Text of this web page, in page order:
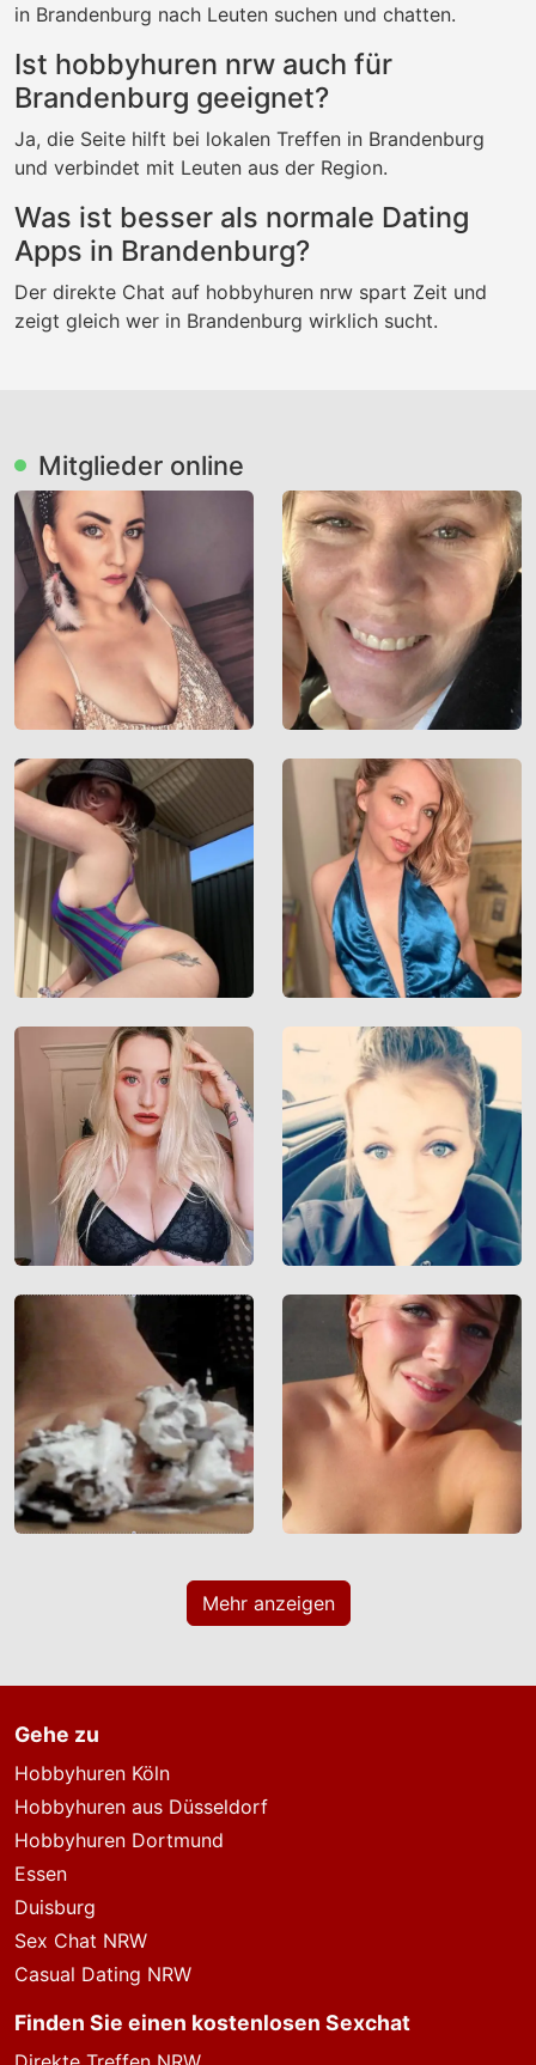
in Brandenburg nach Leuten suchen und chatten.
Ist hobbyhuren nrw auch für
Brandenburg geeignet?
Ja, die Seite hilft bei lokalen Treffen in Brandenburg
und verbindet mit Leuten aus der Region.
Was ist besser als normale Dating
Apps in Brandenburg?
Der direkte Chat auf hobbyhuren nrw spart Zeit und
zeigt gleich wer in Brandenburg wirklich sucht.
Mitglieder online
Mehr anzeigen
Gehe zu
Hobbyhuren Köln
Hobbyhuren aus Düsseldorf
Hobbyhuren Dortmund
Essen
Duisburg
Sex Chat NRW
Casual Dating NRW
Finden Sie einen kostenlosen Sexchat